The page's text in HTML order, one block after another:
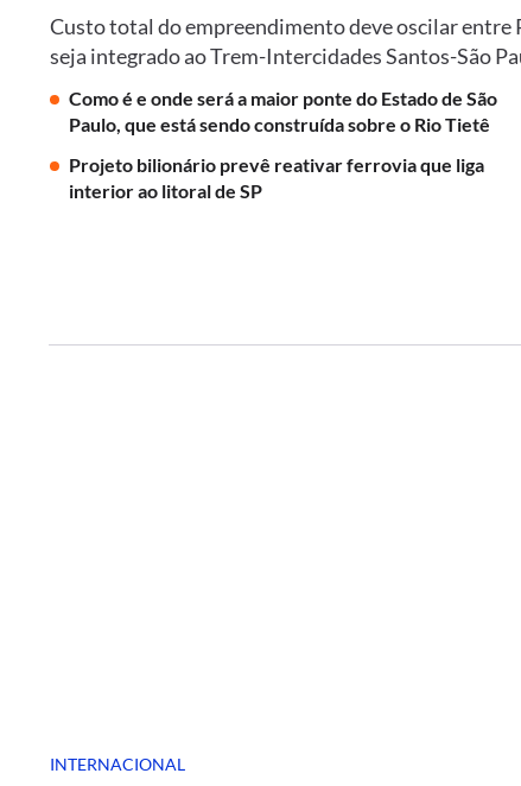
Custo total do empreendimento deve oscilar entre
seja integrado ao Trem-Intercidades Santos-São
Como é e onde será a maior ponte do Estado de São
Paulo, que está sendo construída sobre o Rio Tietê
Projeto bilionário prevê reativar ferrovia que liga
interior ao litoral de SP
INTERNACIONAL